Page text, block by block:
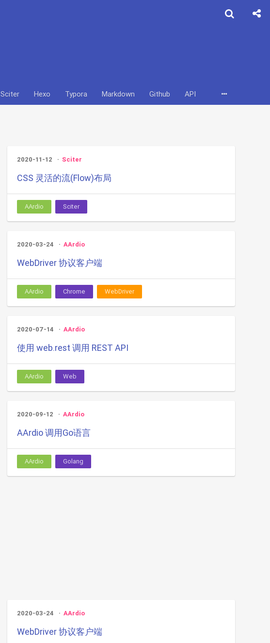
Sciter Hexo Typora Markdown Github API Web
2020-11-12 Sciter
CSS 灵活的流(Flow)布局
AArdio Sciter
2020-03-24 AArdio
WebDriver 协议客户端
AArdio Chrome WebDriver
2020-07-14 AArdio
使用 web.rest 调用 REST API
AArdio Web
2020-09-12 AArdio
AArdio 调用Go语言
AArdio Golang
2020-03-24 AArdio
WebDriver 协议客户端